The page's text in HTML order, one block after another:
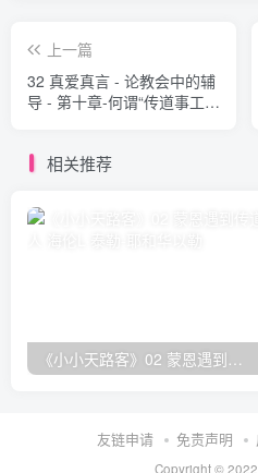
上一篇
32 真爱真言 - 论教会中的辅
导 - 第十章-何谓“传道事工”
相关推荐
《小小天路客》02 蒙恩遇到传道人 海伦L·泰勒
友链申请 免责声明
Copyright © 2022